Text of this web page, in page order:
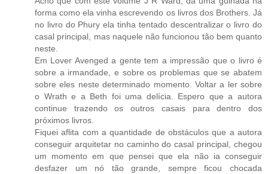
forma como ela vinha escrevendo os livros dos Brothers. Já
no livro do Phury ela tinha tentado descentralizar o livro do
casal principal, mas naquele não funcionou tão bem quanto
neste.
Em Lover Avenged a gente tem a impressão que o livro é
sobre a irmandade, e sobre os problemas que se abatem
sobre eles neste determinado momento. Voltar a ler sobre
o Wrath e a Beth foi uma delícia. Espero que a autora
continue trazendo os outros casais para dentro dos
próximos livros.
Fiquei aflita com a quantidade de obstáculos que a autora
conseguir arquitetar no caminho do casal principal, chegou
um momento em que pensei que ela não ia conseguir
desfazer um nó tão grande, sempre ficou chocada